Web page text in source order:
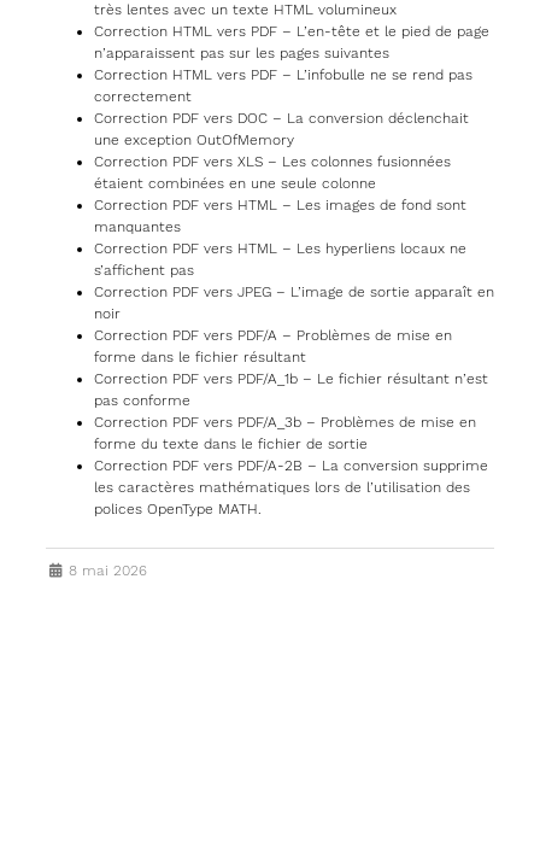
très lentes avec un texte HTML volumineux
Correction HTML vers PDF – L’en-tête et le pied de page
n’apparaissent pas sur les pages suivantes
Correction HTML vers PDF – L’infobulle ne se rend pas
correctement
Correction PDF vers DOC – La conversion déclenchait
une exception OutOfMemory
Correction PDF vers XLS – Les colonnes fusionnées
étaient combinées en une seule colonne
Correction PDF vers HTML – Les images de fond sont
manquantes
Correction PDF vers HTML – Les hyperliens locaux ne
s’affichent pas
Correction PDF vers JPEG – L’image de sortie apparaît en
noir
Correction PDF vers PDF/A – Problèmes de mise en
forme dans le fichier résultant
Correction PDF vers PDF/A_1b – Le fichier résultant n’est
pas conforme
Correction PDF vers PDF/A_3b – Problèmes de mise en
forme du texte dans le fichier de sortie
Correction PDF vers PDF/A-2B – La conversion supprime
les caractères mathématiques lors de l’utilisation des
polices OpenType MATH.
8 mai 2026